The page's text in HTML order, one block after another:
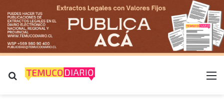
Buscar por